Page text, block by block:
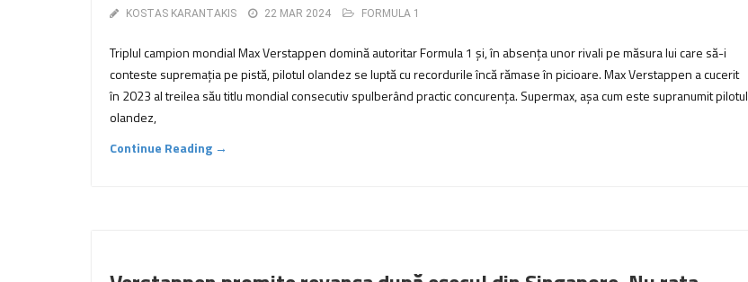
KOSTAS KARANTAKIS 22 MAR 2024 FORMULA 1
Triplul campion mondial Max Verstappen domină autoritar Formula 1 și, în absența unor rivali pe măsura lui care să-i
conteste supremația pe pistă, pilotul olandez se luptă cu recordurile încă rămase în picioare. Max Verstappen a cucerit
în 2023 al treilea său titlu mondial consecutiv spulberând practic concurența. Supermax, așa cum este supranumit pilotul
olandez,
Continue Reading →